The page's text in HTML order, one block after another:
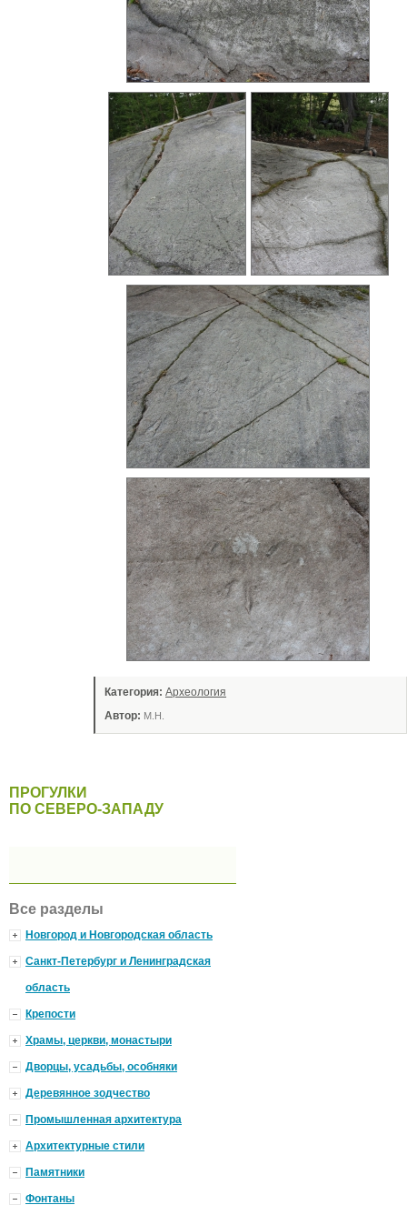
Категория:Археология
Автор: М.Н.
ПРОГУЛКИ
ПО СЕВЕРО-ЗАПАДУ
Все разделы
Новгород и Новгородская область
Санкт-Петербург и Ленинградская
область
Крепости
Храмы, церкви, монастыри
Дворцы, усадьбы, особняки
Деревянное зодчество
Промышленная архитектура
Архитектурные стили
Памятники
Фонтаны